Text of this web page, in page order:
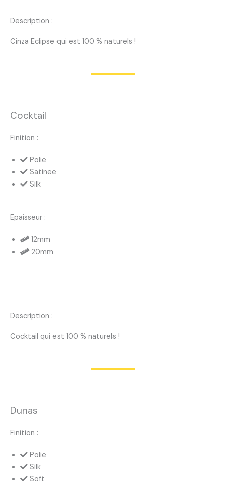
Description :
Cinza Eclipse qui est 100 % naturels !
Cocktail
Finition :
Polie
Satinee
Silk
Epaisseur :
12mm
20mm
Description :
Cocktail qui est 100 % naturels !
Dunas
Finition :
Polie
Silk
Soft